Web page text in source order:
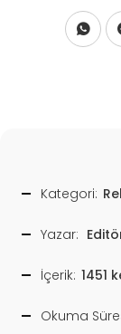
Kategori:
Yazar:
İçerik: 1451
Okuma